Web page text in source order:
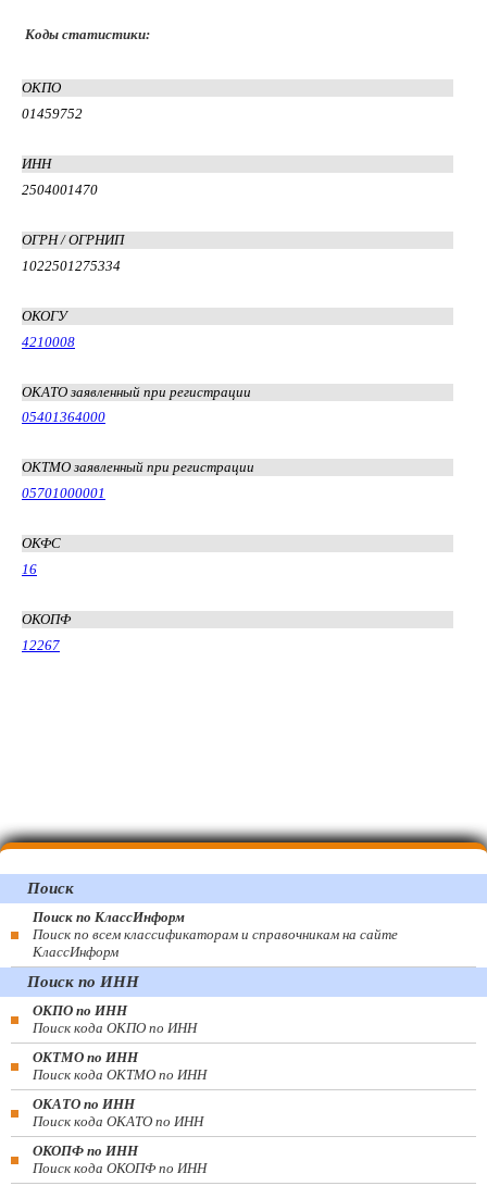
Коды статистики:
ОКПО
01459752
ИНН
2504001470
ОГРН / ОГРНИП
1022501275334
ОКОГУ
4210008
ОКАТО заявленный при регистрации
05401364000
ОКТМО заявленный при регистрации
05701000001
ОКФС
16
ОКОПФ
12267
Поиск
Поиск по КлассИнформ
Поиск по всем классификаторам и справочникам на сайте
КлассИнформ
Поиск по ИНН
ОКПО по ИНН
Поиск кода ОКПО по ИНН
ОКТМО по ИНН
Поиск кода ОКТМО по ИНН
ОКАТО по ИНН
Поиск кода ОКАТО по ИНН
ОКОПФ по ИНН
Поиск кода ОКОПФ по ИНН